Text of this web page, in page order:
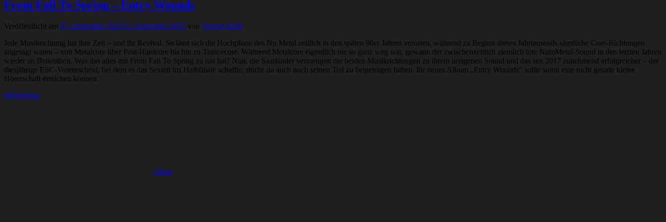
From Fall To Spring – Entry Wounds
Veröffentlicht am 27. September 202521. September 2025 von Verena Riedl
Jede Musikrichtung hat ihre Zeit – und ihr Revival. So lässt sich die Hochphase des Nu Metal zeitlich in den späten 90er Jahren verorten, während zu Beginn dieses Jahrtausends sämtliche Core-Richtungen
angesagt waren – von Metalcore über Post-Hardcore bis hin zu Trancecore. Während Metalcore eigentlich nie so ganz weg war, gewann der zwischenzeitlich ziemlich tote NumMetal-Sound in den letzten Jahren
wieder an Beliebtheit. Was das alles mit From Fall To Spring zu tun hat? Nun, die Saarländer vermengen die beiden Musikrichtungen zu ihrem ureigenen Sound und das seit 2017 zunehmend erfolgreicher – der
diesjährige ESC-Vorentscheid, bei dem es das Sextett ins Halbfinale schaffte, dürfte da auch noch seinen Teil zu beigetragen haben. Ihr neues Album „Entry Wounds“ sollte somit eine nicht gerade kleine
Hörerschaft erreichen können.
Weiterlesen
Alben